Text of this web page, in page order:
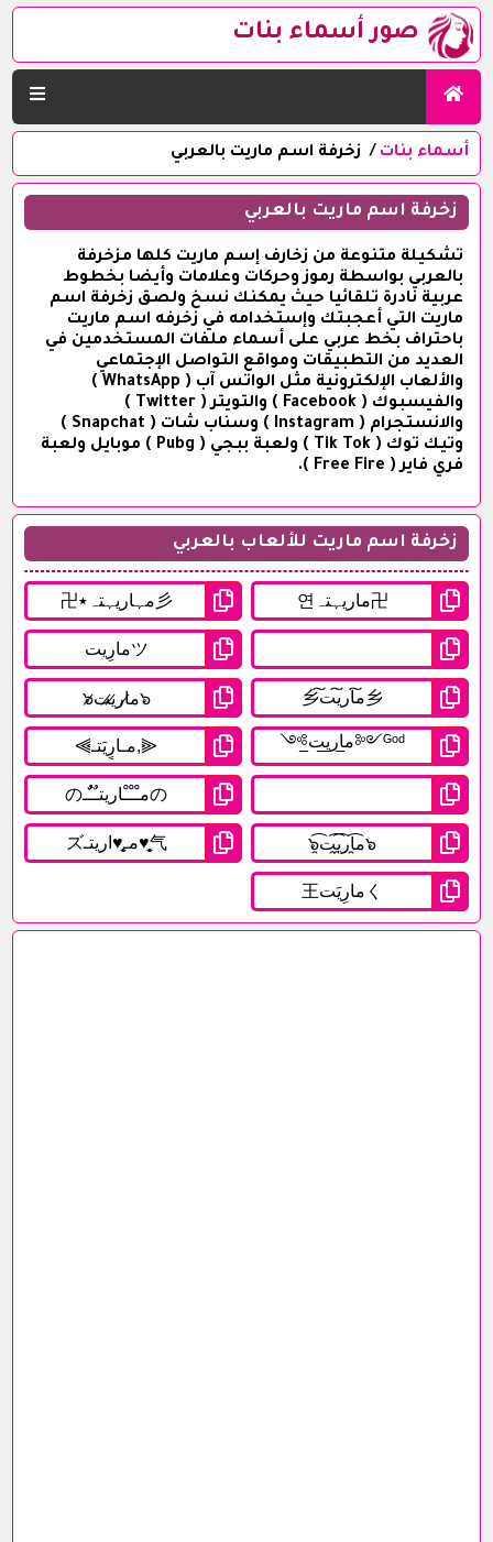
صور أسماء بنات
أسماء بنات زخرفة اسم ماريت بالعربي
زخرفة اسم ماريت بالعربي
تشكيلة متنوعة من زخارف إسم ماريت كلها مزخرفة
بالعربي بواسطة رموز وحركات وعلامات وأيضا بخطوط
عربية نادرة تلقائيا حيث يمكنك نسخ ولصق زخرفة اسم
ماريت التي أعجبتك وإستخدامه في زخرفه اسم ماريت
باحتراف بخط عربي على أسماء ملفات المستخدمين في
العديد من التطبيقات ومواقع التواصل الإجتماعي
والألعاب الإلكترونية مثل الواتس آب ( WhatsApp )
والفيسبوك ( Facebook ) والتويتر ( Twitter )
والانستجرام ( Instagram ) وسناب شات ( Snapchat )
وتيك توك ( Tik Tok ) ولعبة ببجي ( Pubg ) موبايل ولعبة
فري فاير ( Free Fire ).
زخرفة اسم ماريت للألعاب بالعربي